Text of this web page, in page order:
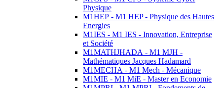
Physique
M1HEP - M1 HEP - Physique des Hautes
Energies
M1IES - M1 IES - Innovation, Entreprise
et Société
M1MATHJHADA - M1 MJH -
Mathématiques Jacques Hadamard
M1MECHA - M1 Mech - Mécanique
M1MIE - M1 MiE - Master en Economie